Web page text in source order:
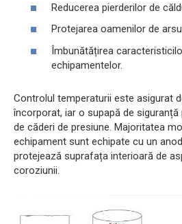
Reducerea pierderilor de
Protejarea oamenilor de
Îmbunătățirea
echipamentelor.
Controlul temperaturii este asigurat
încorporat, iar o supapă de
de căderi de presiune. Majoritatea
echipament sunt echipate cu un
protejează suprafața interioară de
coroziunii.